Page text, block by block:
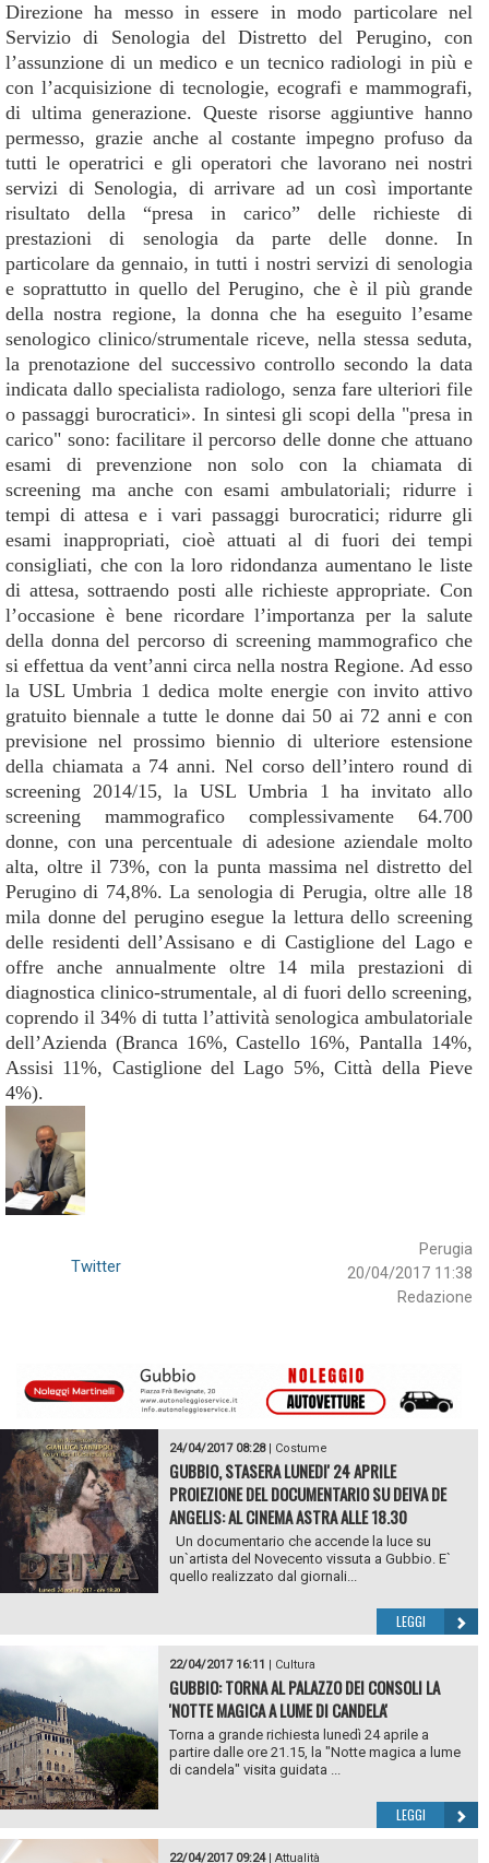
Direzione ha messo in essere in modo particolare nel
Servizio di Senologia del Distretto del Perugino, con
l’assunzione di un medico e un tecnico radiologi in più e
con l’acquisizione di tecnologie, ecografi e mammografi,
di ultima generazione. Queste risorse aggiuntive hanno
permesso, grazie anche al costante impegno profuso da
tutti le operatrici e gli operatori che lavorano nei nostri
servizi di Senologia, di arrivare ad un così importante
risultato della “presa in carico” delle richieste di
prestazioni di senologia da parte delle donne. In
particolare da gennaio, in tutti i nostri servizi di senologia
e soprattutto in quello del Perugino, che è il più grande
della nostra regione, la donna che ha eseguito l’esame
senologico clinico/strumentale riceve, nella stessa seduta,
la prenotazione del successivo controllo secondo la data
indicata dallo specialista radiologo, senza fare ulteriori file
o passaggi burocratici». In sintesi gli scopi della "presa in
carico" sono: facilitare il percorso delle donne che attuano
esami di prevenzione non solo con la chiamata di
screening ma anche con esami ambulatoriali; ridurre i
tempi di attesa e i vari passaggi burocratici; ridurre gli
esami inappropriati, cioè attuati al di fuori dei tempi
consigliati, che con la loro ridondanza aumentano le liste
di attesa, sottraendo posti alle richieste appropriate. Con
l’occasione è bene ricordare l’importanza per la salute
della donna del percorso di screening mammografico che
si effettua da vent’anni circa nella nostra Regione. Ad esso
la USL Umbria 1 dedica molte energie con invito attivo
gratuito biennale a tutte le donne dai 50 ai 72 anni e con
previsione nel prossimo biennio di ulteriore estensione
della chiamata a 74 anni. Nel corso dell’intero round di
screening 2014/15, la USL Umbria 1 ha invitato allo
screening mammografico complessivamente 64.700
donne, con una percentuale di adesione aziendale molto
alta, oltre il 73%, con la punta massima nel distretto del
Perugino di 74,8%. La senologia di Perugia, oltre alle 18
mila donne del perugino esegue la lettura dello screening
delle residenti dell’Assisano e di Castiglione del Lago e
offre anche annualmente oltre 14 mila prestazioni di
diagnostica clinico-strumentale, al di fuori dello screening,
coprendo il 34% di tutta l’attività senologica ambulatoriale
dell’Azienda (Branca 16%, Castello 16%, Pantalla 14%,
Assisi 11%, Castiglione del Lago 5%, Città della Pieve
4%).
Perugia
20/04/2017 11:38
Redazione
Twitter
24/04/2017 08:28| Costume
GUBBIO, STASERA LUNEDI' 24 APRILE
PROIEZIONE DEL DOCUMENTARIO SU DEIVA DE
ANGELIS: AL CINEMA ASTRA ALLE 18.30
Un documentario che accende la luce su
un`artista del Novecento vissuta a Gubbio. E`
quello realizzato dal giornali...
LEGGI
22/04/2017 16:11 Cultura
GUBBIO: TORNA AL PALAZZO DEI CONSOLI LA
'NOTTE MAGICA A LUME DI CANDELA'
Torna a grande richiesta lunedì 24 aprile a
partire dalle ore 21.15, la "Notte magica a lume
di candela" visita guidata ...
LEGGI
22/04/2017 09:24| Attualità